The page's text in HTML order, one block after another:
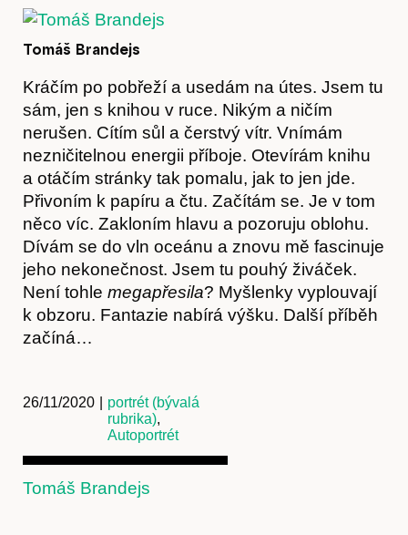
Kontakt
Tomáš Brandejs
Kráčím po pobřeží a usedám na útes. Jsem tu
sám, jen s knihou v ruce. Nikým a ničím
nerušen. Cítím sůl a čerstvý vítr. Vnímám
nezničitelnou energii příboje. Otevírám knihu
a otáčím stránky tak pomalu, jak to jen jde.
Přivoním k papíru a čtu. Začítám se. Je v tom
něco víc. Zakloním hlavu a pozoruju oblohu.
Dívám se do vln oceánu a znovu mě fascinuje
jeho nekonečnost. Jsem tu pouhý živáček.
Není tohle megapřesila? Myšlenky vyplouvají
k obzoru. Fantazie nabírá výšku. Další příběh
začíná…
26/11/2020
portrét (bývalá
rubrika),
Autoportrét
Tomáš Brandejs